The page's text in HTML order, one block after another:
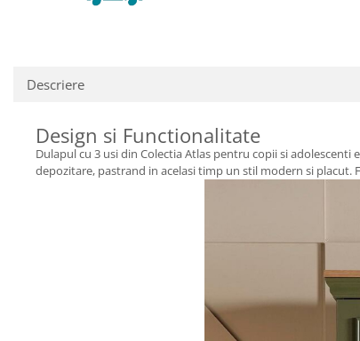
Descriere
Design si Functionalitate
Dulapul cu 3 usi din Colectia Atlas pentru copii si
depozitare, pastrand in acelasi timp un stil modern si